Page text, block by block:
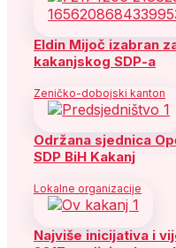
Eldin Mijoč izabran
kakanjskog SDP-a
Zeničko-dobojski kanton
Održana sjednica
SDP BiH Kakanj
Lokalne organizacije
Najviše inicijativa i